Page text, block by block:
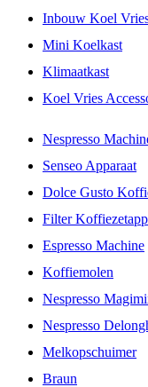
Inbouw Koel
Mini Koelkast
Klimaatkast
Koel Vries
Nespresso
Senseo Apparaat
Dolce Gusto
Filter
Espresso Machine
Koffiemolen
Nespresso
Nespresso
Melkopschuimer
Braun